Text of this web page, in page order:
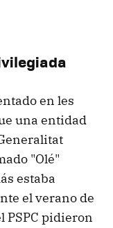
en les
una entidad
"Olé"
estaba
el verano de
PSPC pidieron